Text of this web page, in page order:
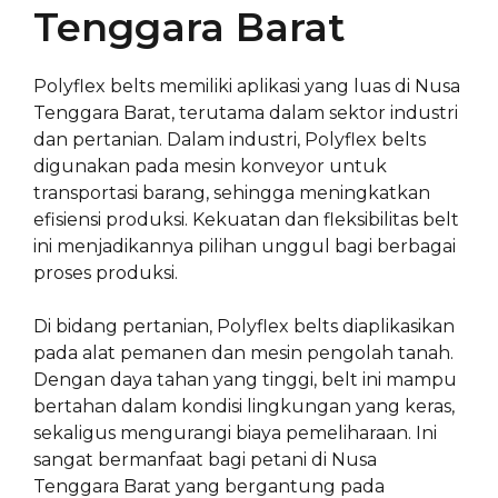
Tenggara Barat
Polyflex belts memiliki aplikasi yang luas di Nusa
Tenggara Barat, terutama dalam sektor industri
dan pertanian. Dalam industri, Polyflex belts
digunakan pada mesin konveyor untuk
transportasi barang, sehingga meningkatkan
efisiensi produksi. Kekuatan dan fleksibilitas belt
ini menjadikannya pilihan unggul bagi berbagai
proses produksi.
Di bidang pertanian, Polyflex belts diaplikasikan
pada alat pemanen dan mesin pengolah tanah.
Dengan daya tahan yang tinggi, belt ini mampu
bertahan dalam kondisi lingkungan yang keras,
sekaligus mengurangi biaya pemeliharaan. Ini
sangat bermanfaat bagi petani di Nusa
Tenggara Barat yang bergantung pada